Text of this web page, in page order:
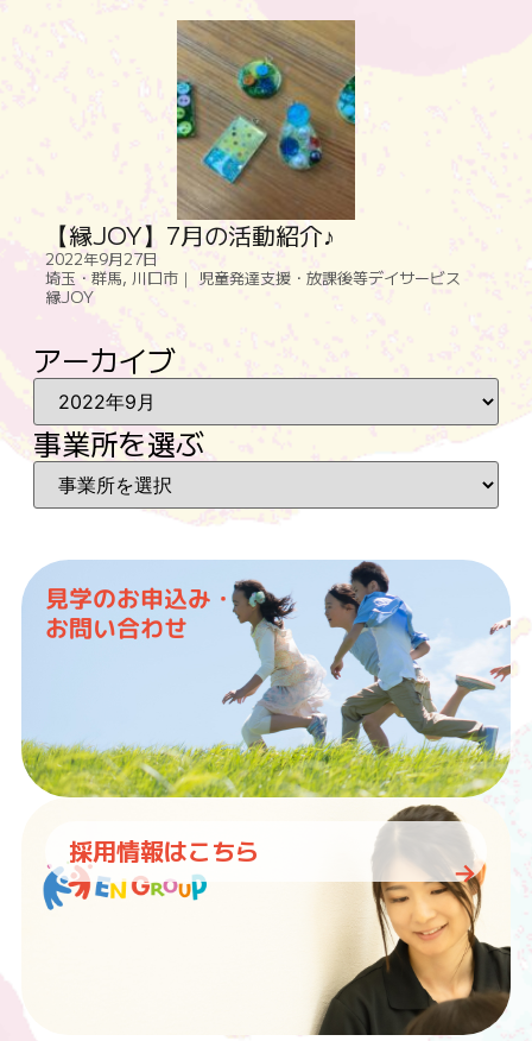
【縁JOY】7月の活動紹介♪
2022年9月27日
埼玉・群馬, 川口市｜ 児童発達支援・放課後等デイサービス
縁JOY
アーカイブ
事業所を選ぶ
見学のお申込み・
お問い合わせ
採用情報はこちら